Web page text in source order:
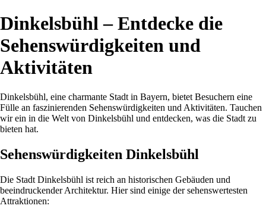
Dinkelsbühl – Entdecke die
Sehenswürdigkeiten und
Aktivitäten
Dinkelsbühl, eine charmante Stadt in Bayern, bietet Besuchern eine
Fülle an faszinierenden Sehenswürdigkeiten und Aktivitäten. Tauchen
wir ein in die Welt von Dinkelsbühl und entdecken, was die Stadt zu
bieten hat.
Sehenswürdigkeiten Dinkelsbühl
Die Stadt Dinkelsbühl ist reich an historischen Gebäuden und
beeindruckender Architektur. Hier sind einige der sehenswertesten
Attraktionen: